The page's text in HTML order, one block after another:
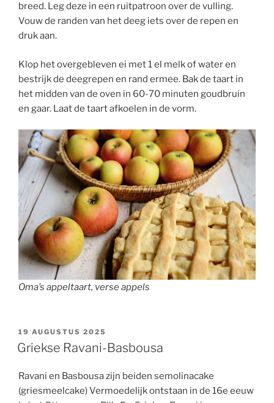
breed. Leg deze in een ruitpatroon over de vulling.
Vouw de randen van het deeg iets over de repen en
druk aan.
Klop het overgebleven ei met 1 el melk of water en
bestrijk de deegrepen en rand ermee. Bak de taart in
het midden van de oven in 60-70 minuten goudbruin
en gaar. Laat de taart afkoelen in de vorm.
Oma’s appeltaart, verse appels
GEPLAATST
OP
19 AUGUSTUS 2025
Griekse Ravani-Basbousa
Ravani en Basbousa zijn beiden semolinacake
(griesmeelcake) Vermoedelijk ontstaan in de 16e eeuw